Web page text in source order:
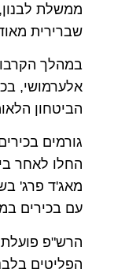
ממשלת
שברירית
במהלך
אלערמושי,
הביטחון
גורמים
החלו לאחר
מאג'ד פרג'
עם בכירים
הרש"פ
הפליטים